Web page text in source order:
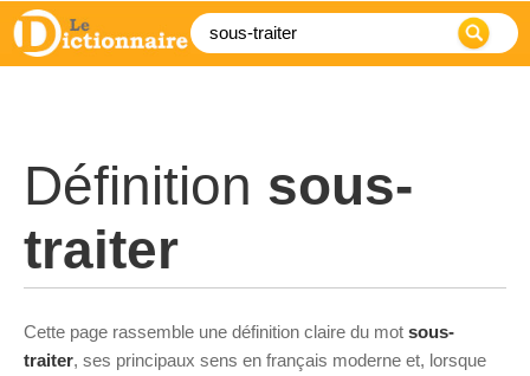
Définition sous-
traiter
Cette page rassemble une définition claire du mot sous-
traiter, ses principaux sens en français moderne et, lorsque